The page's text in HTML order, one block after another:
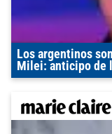
Los argentinos
Milei: anticipo de